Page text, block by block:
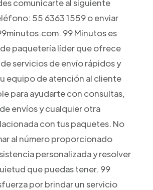
comunicarte al siguiente
55 6363 1559 o enviar
99 Minutos es
paquetería líder que ofrece
servicios de envío rápidos y
equipo de atención al cliente
para ayudarte con consultas,
envíos y cualquier otra
con tus paquetes. No
al número proporcionado
personalizada y resolver
que puedas tener. 99
por brindar un servicio